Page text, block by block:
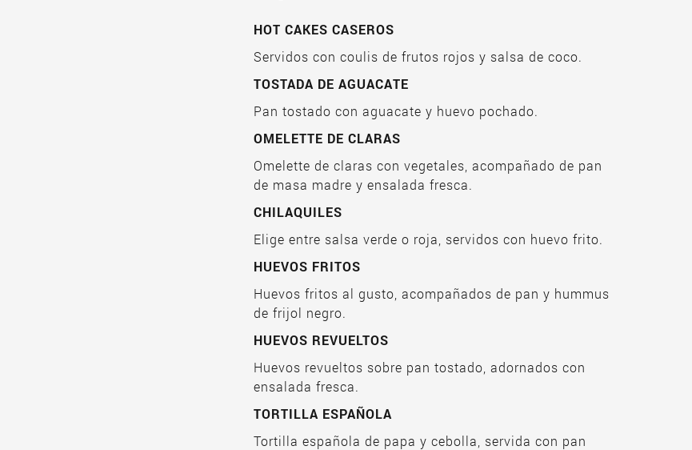
HOT CAKES CASEROS
Servidos con coulis de frutos rojos y salsa de coco.​
TOSTADA DE AGUACATE
Pan tostado con aguacate y huevo pochado.​
OMELETTE DE CLARAS
Omelette de claras con vegetales, acompañado de pan
de masa madre y ensalada fresca.​
CHILAQUILES
Elige entre salsa verde o roja, servidos con huevo frito.​
HUEVOS FRITOS
Huevos fritos al gusto, acompañados de pan y hummus
de frijol negro.​
HUEVOS REVUELTOS
Huevos revueltos sobre pan tostado, adornados con
ensalada fresca.​
TORTILLA ESPAÑOLA
Tortilla española de papa y cebolla, servida con pan